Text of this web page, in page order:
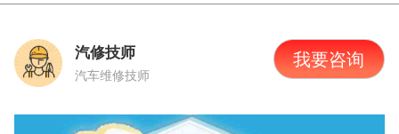
汽修技师
汽车维修技师
我要咨询